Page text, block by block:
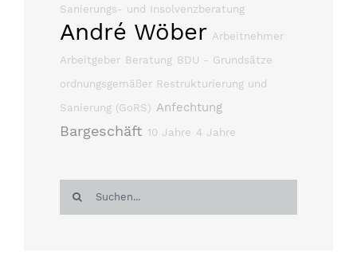
Sanierungs- und Insolvenzberatung
André Wöber Arbeitnehmer
Arbeitgeber Beratung BDU - Grundsätze
ordnungsgemäßer Restrukturierung und
Sanierung (GoRS) Anfechtung
Bargeschäft 10 Jahre 4 Jahre
Suche
nach: